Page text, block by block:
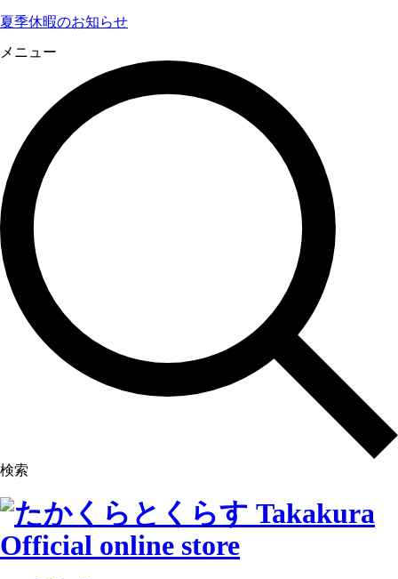
夏季休暇のお知らせ
メニュー
検索